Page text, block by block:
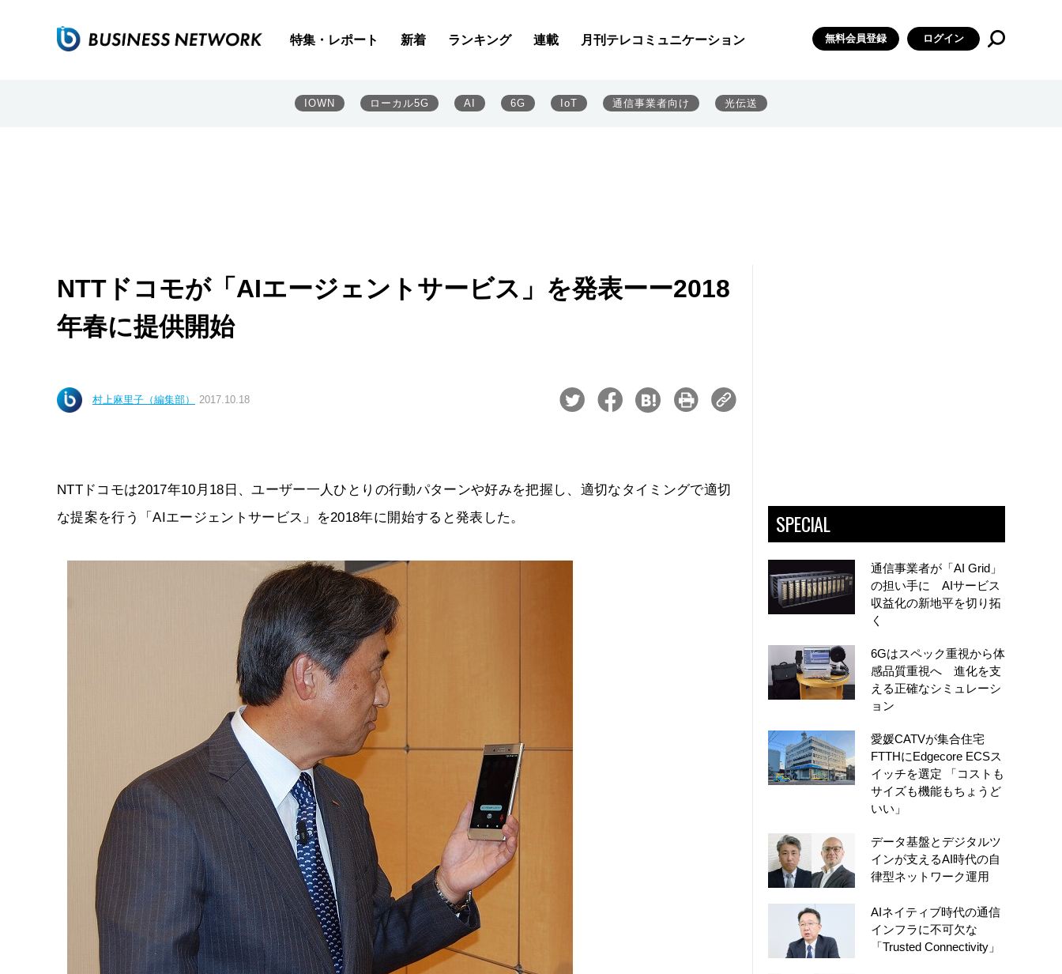
特集・レポート 新着 ランキング 連載 月刊テレコミュニケーション 無料会員登録 ログイン
IOWN ローカル5G AI 6G IoT 通信事業者向け 光伝送
NTTドコモが「AIエージェントサービス」を発表ーー2018
年春に提供開始
村上麻里子（編集部） 2017.10.18
NTTドコモは2017年10月18日、ユーザー一人ひとりの行動パターンや好みを把握し、適切なタイミングで適切
な提案を行う「AIエージェントサービス」を2018年に開始すると発表した。
SPECIAL
通信事業者が「AI Grid」
の担い手に AIサービス
収益化の新地平を切り拓
く
6Gはスペック重視から体
感品質重視へ 進化を支
える正確なシミュレーシ
ョン
愛媛CATVが集合住宅
FTTHにEdgecore ECSス
イッチを選定 「コストも
サイズも機能もちょうど
いい」
データ基盤とデジタルツ
インが支えるAI時代の自
律型ネットワーク運用
AIネイティブ時代の通信
インフラに不可欠な
「Trusted Connectivity」